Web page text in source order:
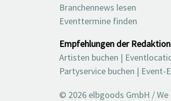
Branchennews lesen
Eventtermine finden
Empfehlungen der Redaktion
Artisten buchen |
Partyservice buchen | Event-
© 2026 elbgoods GmbH /